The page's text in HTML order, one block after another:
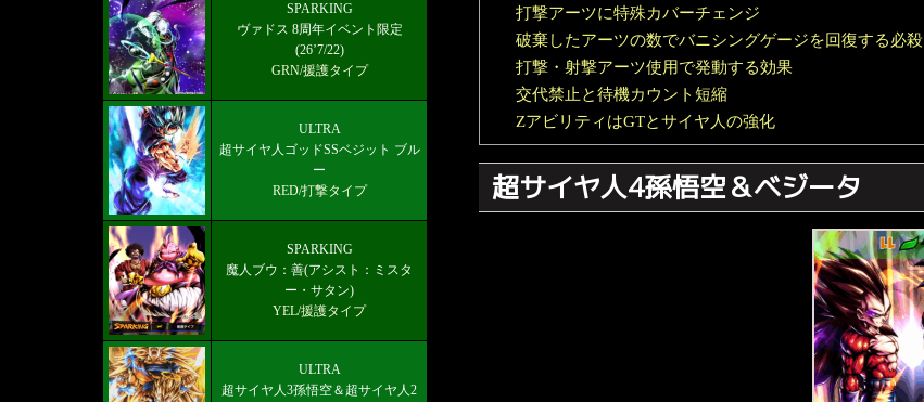
打撃アーツに特殊カバーチェンジ
破棄したアーツの数でバニシングゲージを回復する必殺
打撃・射撃アーツ使用で発動する効果
交代禁止と待機カウント短縮
ZアビリティはGTとサイヤ人の強化
超サイヤ人4孫悟空＆ベジータ
LL
好きなキャラから選ぶチーム編成【パ
ーティー】
ULTRA 超サイヤ人ゴッドSSベジット
RED赤属性 レベル5000フルブースト
限界突破★7+
最新メインストーリー「第19部3章
(6/10)」配信【更新履歴】
ULTRA!!-超サイヤ人ゴッドSSベジッ
ト
SPARKING
ヴァドス 8周年イベント限定
(26’7/22)
GRN/援護タイプ
ULTRA
超サイヤ人ゴッドSSベジット ブル
ー
RED/打撃タイプ
SPARKING
魔人ブウ：善(アシスト：ミスタ
ー・サタン)
YEL/援護タイプ
ULTRA
超サイヤ人3孫悟空＆超サイヤ人2